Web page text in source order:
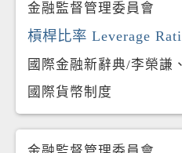
金融監督管理委員會
槓桿比率 Leverage
國際金融新辭典/李榮謙
國際貨幣制度